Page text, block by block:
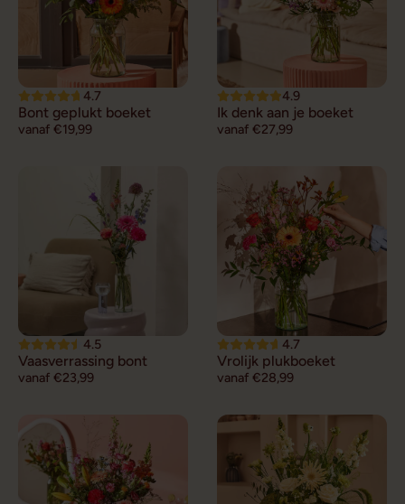
4.7
Bont geplukt boeket
vanaf €19,99
4.9
Ik denk aan je boeket
vanaf €27,99
4.5
Vaasverrassing bont
vanaf €23,99
4.7
Vrolijk plukboeket
vanaf €28,99